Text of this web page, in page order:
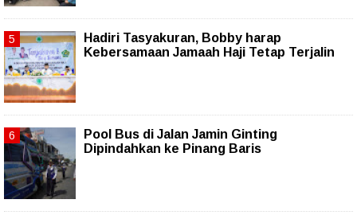
Hadiri Tasyakuran, Bobby harap
Kebersamaan Jamaah Haji Tetap Terjalin
Pool Bus di Jalan Jamin Ginting
Dipindahkan ke Pinang Baris